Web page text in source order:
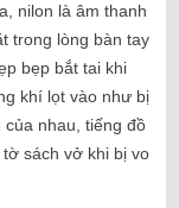
nilon là âm thanh
trong lòng bàn tay
bẹp bắt tai khi
khí lọt vào như bị
nhau, tiếng đồ
sách vở khi bị vo